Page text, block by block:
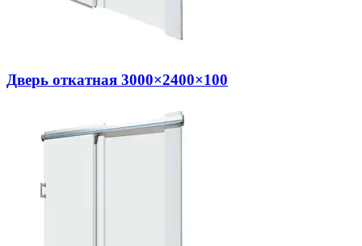
Дверь откатная 3000×2400×100